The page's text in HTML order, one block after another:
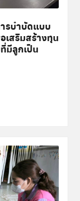
รบำบัดแบบ
สริมสร้างทุน
มีลูกเป็น